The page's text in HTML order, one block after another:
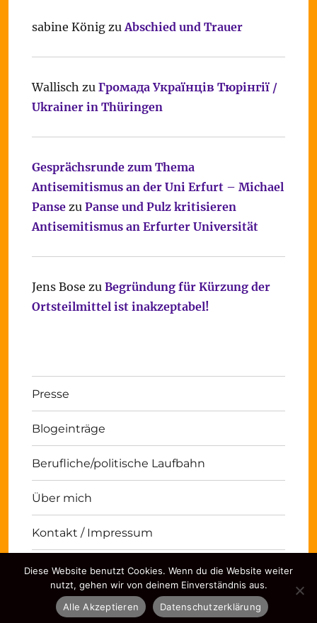
sabine KönigzuAbschied und Trauer
Wallisch zu Громада Українців Тюрінгії /
Ukrainer in Thüringen
Gesprächsrunde zum Thema
Antisemitismus an der Uni Erfurt – Michael
Pansezu Panse und Pulz kritisieren
Antisemitismus an Erfurter Universität
Jens Bose zu Begründung für Kürzung der
Ortsteilmittel ist inakzeptabel!
Presse
Blogeinträge
Berufliche/politische Laufbahn
Über mich
Kontakt / Impressum
Michael Panse Kontakt / Impressum
Stolz
präsentiert von WordPress
Diese Website benutzt Cookies. Wenn du die Website weiter
nutzt, gehen wir von deinem Einverständnis aus.
Alle Akzeptieren
Datenschutzerklärung